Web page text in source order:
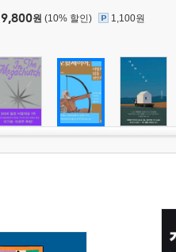
원 (10% 할인) 1,100원